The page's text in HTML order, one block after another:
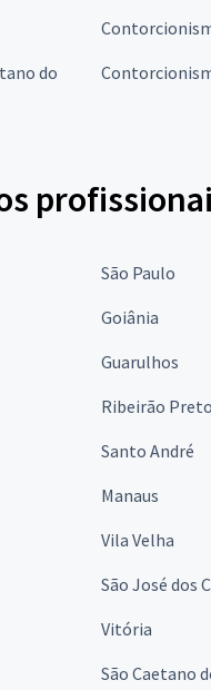
do
São Paulo
Goiânia
Guarulhos
Ribeirão Preto
Santo André
Manaus
Vila Velha
São José dos
Vitória
São Caetano